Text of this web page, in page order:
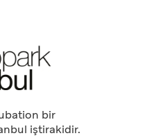
bir
iştirakidir.